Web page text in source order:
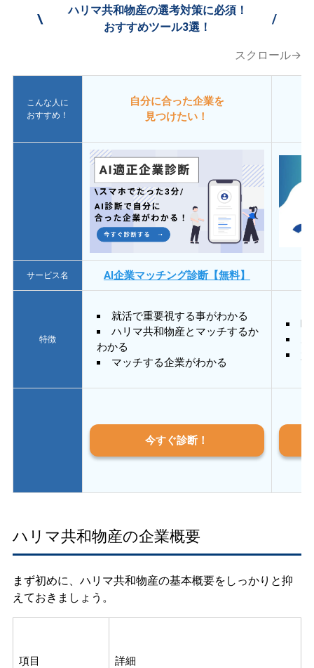
\
ハリマ共和物産の選考対策に必須！
おすすめツール3選！
/
スクロール→
こんな人に
おすすめ！
自分に合った企業を
見つけたい！
サービス名 AI企業マッチング診断【無料】
特徴
就活で重要視する事がわかる
ハリマ共和物産とマッチするか
わかる
マッチする企業がわかる
質
今すぐ診断！
ハリマ共和物産の企業概要
まず初めに、ハリマ共和物産の基本概要をしっかりと抑
えておきましょう。
項目 詳細